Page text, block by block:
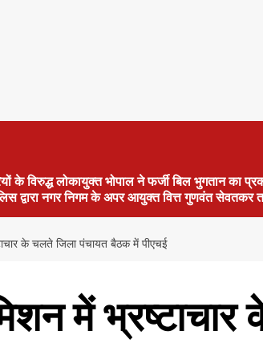
के विरुद्ध लोकायुक्त भोपाल ने फर्जी बिल भुगतान का
द्वारा नगर निगम के अपर आयुक्त वित्त गुणवंत सेवतकर
के चलते जिला पंचायत बैठक में पीएचई
में